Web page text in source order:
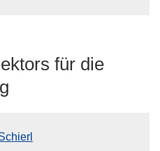
für die